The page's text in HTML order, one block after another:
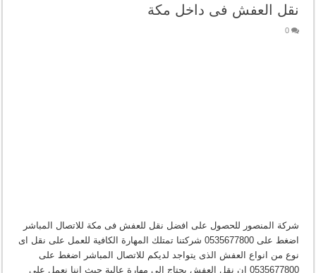
نقل العفش فى داخل مكة
0
شركة المنصور للحصول على افضل نقل للعفش فى مكة للاتصال المباشر
اضغط على 0535677800 شركتنا تمتلك المهارة الكافية للعمل على نقل اى
نوع من انواع العفش الذى يتواجد لديكم للاتصال المباشر اضغط على
0535677800 ان نقل العفش يحتاج الى مهارة عالية حيث اننا نعمل على